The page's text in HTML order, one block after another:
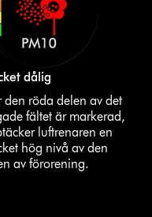
dålig
den röda delen av det
fältet är markerad,
luftrenaren en
hög nivå av den
av förorening.